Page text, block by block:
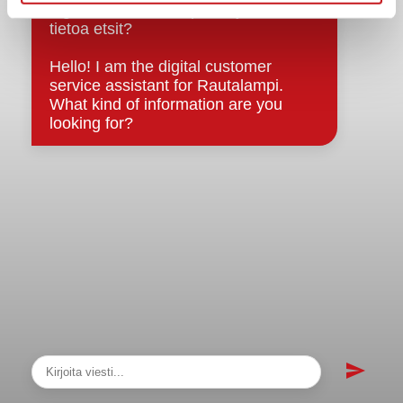
sopimukset
Asiakirjajulkisuuskuvaus
Evästeet
Saavutettavuusseloste
Tietosuoja
Tietosuojaselosteet